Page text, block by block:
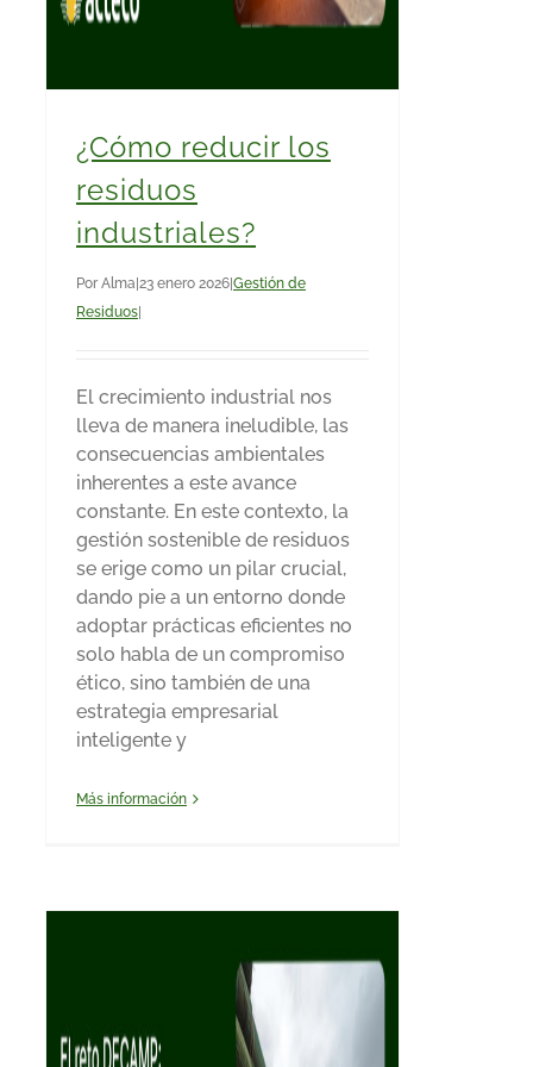
¿Cómo reducir los
residuos
industriales?
Por Alma|23 enero 2026|Gestión de
Residuos|
El crecimiento industrial nos
lleva de manera ineludible, las
consecuencias ambientales
inherentes a este avance
constante. En este contexto, la
gestión sostenible de residuos
se erige como un pilar crucial,
dando pie a un entorno donde
adoptar prácticas eficientes no
solo habla de un compromiso
ético, sino también de una
estrategia empresarial
inteligente y
Más información